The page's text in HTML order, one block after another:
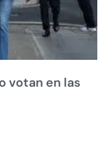
votan en las